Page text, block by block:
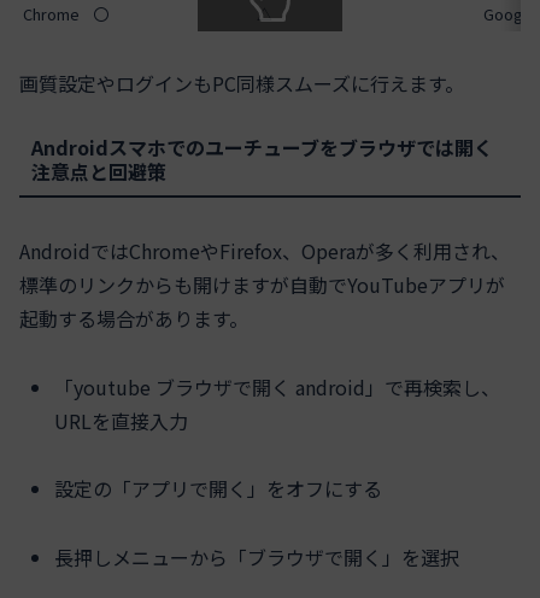
Chrome
〇 △
スクロールできます
画質設定やログインもPC同様スムーズに行えます。
Androidスマホでのユーチューブをブラウザでは開く
注意点と回避策
AndroidではChromeやFirefox、Operaが多く利用され、
標準のリンクからも開けますが自動でYouTubeアプリが
起動する場合があります。
「youtube ブラウザで開く android」で再検索し、
URLを直接入力
設定の「アプリで開く」をオフにする
長押しメニューから「ブラウザで開く」を選択